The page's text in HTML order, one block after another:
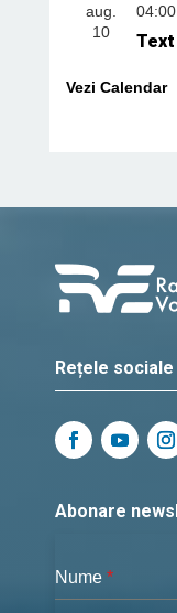
aug.
10
04:00
Vezi Calendar
Rețele sociale
Abonare
Nume *